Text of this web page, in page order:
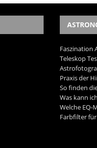
Faszination
Teleskop
Praxis der
So finden
Was kann
Welche EQ-
Farbfilter